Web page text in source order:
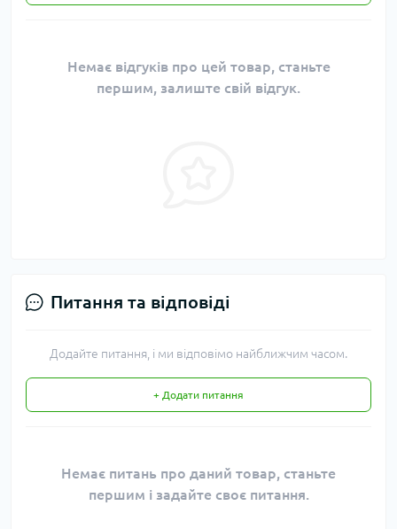
Немає відгуків про цей товар, станьте
першим, залиште свій відгук.
Питання та відповіді
Додайте питання, і ми відповімо найближчим часом.
+ Додати питання
Немає питань про даний товар, станьте
першим і задайте своє питання.